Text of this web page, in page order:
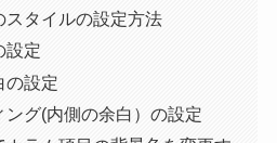
スタイルの設定方法
設定
の設定
ング(内側の余白）の設定